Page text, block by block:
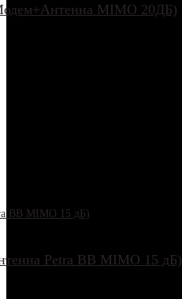
MIMO 20ДБ)
Petra BB MIMO 15 дБ)